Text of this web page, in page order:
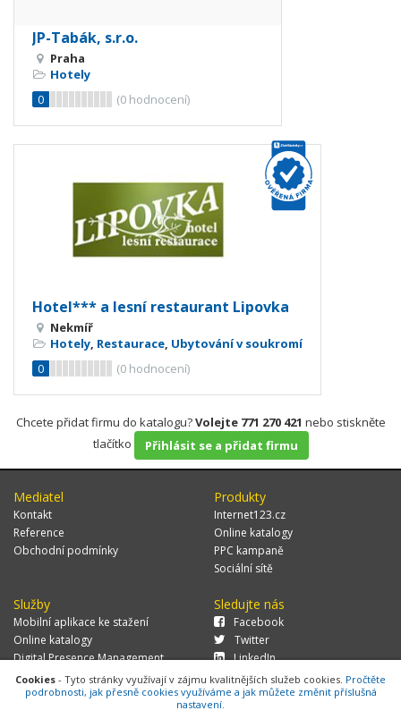
JP-Tabák, s.r.o.
Praha
Hotely
0
(0 hodnocení)
Hotel*** a lesní restaurant Lipovka
Nekmíř
Hotely, Restaurace, Ubytování v soukromí
0
(0 hodnocení)
Chcete přidat firmu do katalogu?Volejte 771 270 421 nebo stiskněte
tlačítko
Přihlásit se a přidat firmu
Mediatel
Kontakt
Reference
Obchodní podmínky
Produkty
Internet123.cz
Online katalogy
PPC kampaně
Sociální sítě
Služby
Mobilní aplikace ke stažení
Online katalogy
Digital Presence Management
Více zákazníků
Sledujte nás
Facebook
Twitter
LinkedIn
Cookies - Tyto stránky využívají v zájmu kvalitnějších služeb cookies. Pročtěte
podrobnosti, jak přesně cookies využíváme a jak můžete změnit příslušná
nastavení.